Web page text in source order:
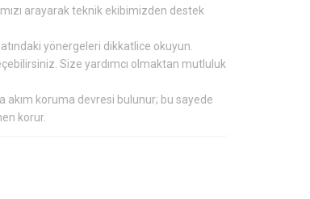
arayarak teknik ekibimizden destek
yönergeleri dikkatlice okuyun.
Size yardımcı olmaktan mutluluk
akım koruma devresi bulunur; bu sayede
korur.